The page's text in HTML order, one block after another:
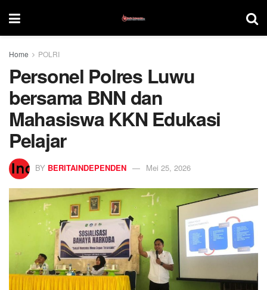
Home POLRI
Personel Polres Luwu
bersama BNN dan
Mahasiswa KKN Edukasi
Pelajar
BY BERITAINDEPENDEN Mei 25, 2026